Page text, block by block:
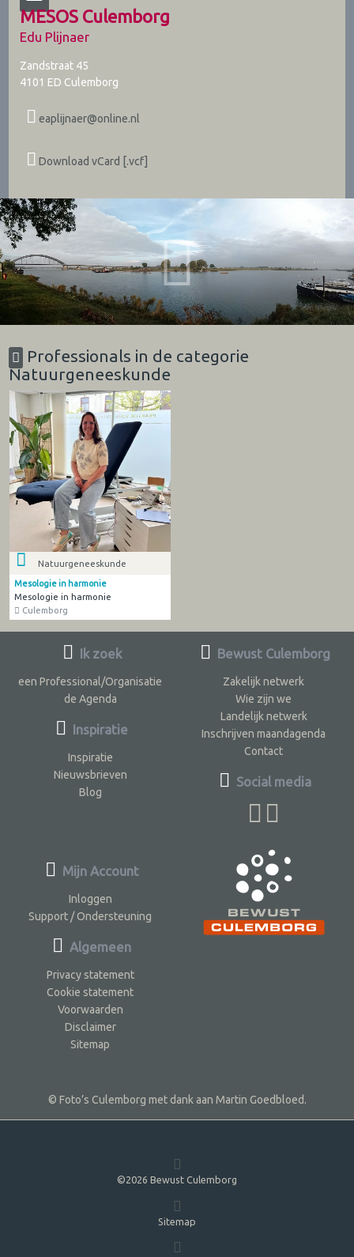
MESOS Culemborg
Edu Plijnaer
Zandstraat 45
4101 ED Culemborg
eaplijnaer@online.nl
Download vCard [.vcf]
Professionals in de categorie
Natuurgeneeskunde
Natuurgeneeskunde
Mesologie in harmonie
Mesologie in harmonie
Culemborg
Ik zoek
een Professional/Organisatie
de Agenda
Inspiratie
Inspiratie
Nieuwsbrieven
Blog
Bewust Culemborg
Zakelijk netwerk
Wie zijn we
Landelijk netwerk
Inschrijven maandagenda
Contact
Social media
Mijn Account
Inloggen
Support / Ondersteuning
Algemeen
Privacy statement
Cookie statement
Voorwaarden
Disclaimer
Sitemap
© Foto’s Culemborg met dank aan Martin Goedbloed.
©2026 Bewust Culemborg
Sitemap